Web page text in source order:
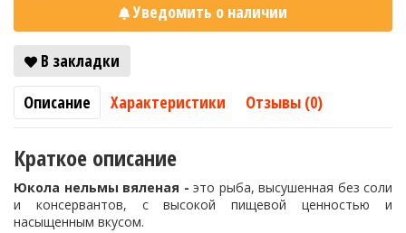
Уведомить о наличии
В закладки
Описание
Характеристики Отзывы (0)
Краткое описание
Юкола нельмы вяленая - это рыба, высушенная без соли
и консервантов, с высокой пищевой ценностью и
насыщенным вкусом.